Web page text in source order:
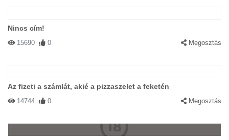
Nincs cím!
15690 0 Megosztás
Az fizeti a számlát, akié a pizzaszelet a feketén
14744 0 Megosztás